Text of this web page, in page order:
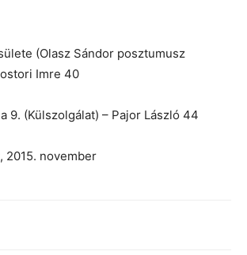
(Olasz Sándor posztumusz
Imre 40
9. (Külszolgálat) – Pajor László 44
2015. november